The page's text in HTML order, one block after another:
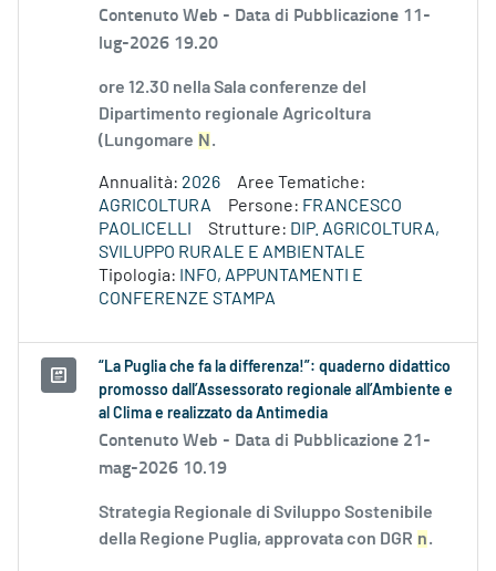
Contenuto Web - Data di Pubblicazione 11-
lug-2026 19.20
ore 12.30 nella Sala conferenze del
Dipartimento regionale Agricoltura
(Lungomare N .
Annualità: 2026
Aree Tematiche:
AGRICOLTURA
Persone: FRANCESCO
PAOLICELLI
Strutture: DIP. AGRICOLTURA,
SVILUPPO RURALE E AMBIENTALE
Tipologia:
INFO, APPUNTAMENTI E
CONFERENZE STAMPA
“La Puglia che fa la differenza!”: quaderno didattico
promosso dall’Assessorato regionale all’Ambiente e
al Clima e realizzato da Antimedia
Contenuto Web - Data di Pubblicazione 21-
mag-2026 10.19
Strategia Regionale di Sviluppo Sostenibile
della Regione Puglia, approvata con DGR n.